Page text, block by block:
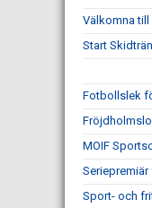
Välkomna
Start
Fotbollslek
MOIF
Sport- och